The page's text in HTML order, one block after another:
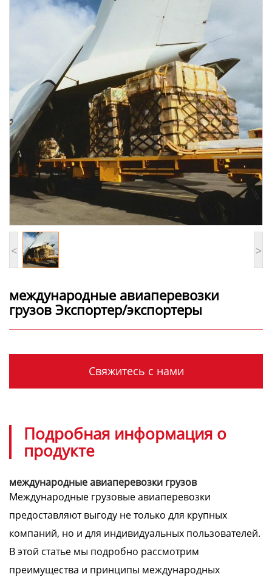
< >
международные авиаперевозки
грузов Экспортер/экспортеры
Свяжитесь с нами
Подробная информация о
продукте
международные авиаперевозки грузов
Международные грузовые авиаперевозки
предоставляют выгоду не только для крупных
компаний, но и для индивидуальных пользователей.
В этой статье мы подробно рассмотрим
преимущества и принципы международных